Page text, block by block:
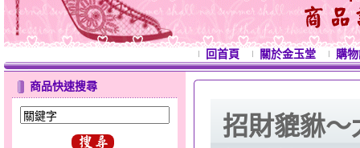
回首頁 關於金玉堂 購
商品快速搜尋
招財貔貅～